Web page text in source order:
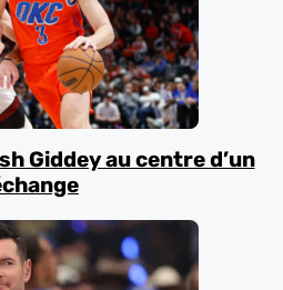
Giddey au centre d’un